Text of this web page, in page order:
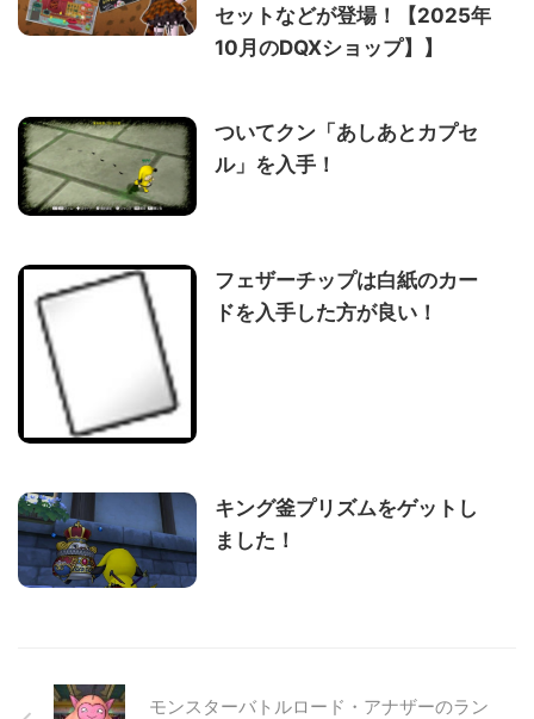
セットなどが登場！【2025年
10月のDQXショップ】】
ついてクン「あしあとカプセ
ル」を入手！
フェザーチップは白紙のカー
ドを入手した方が良い！
キング釜プリズムをゲットし
ました！
モンスターバトルロード・アナザーのラン